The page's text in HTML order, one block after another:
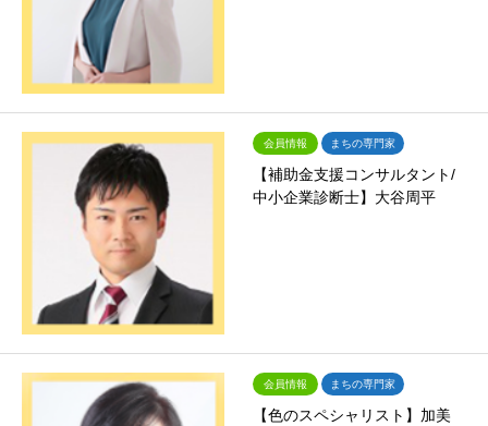
会員情報 まちの専門家
【補助金支援コンサルタント/
中小企業診断士】大谷周平
会員情報 まちの専門家
【色のスペシャリスト】加美